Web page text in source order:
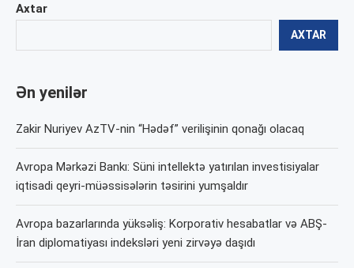
Axtar
AXTAR
Ən yenilər
Zakir Nuriyev AzTV-nin “Hədəf” verilişinin qonağı olacaq
Avropa Mərkəzi Bankı: Süni intellektə yatırılan investisiyalar
iqtisadi qeyri-müəssisələrin təsirini yumşaldır
Avropa bazarlarında yüksəliş: Korporativ hesabatlar və ABŞ-
İran diplomatiyası indeksləri yeni zirvəyə daşıdı